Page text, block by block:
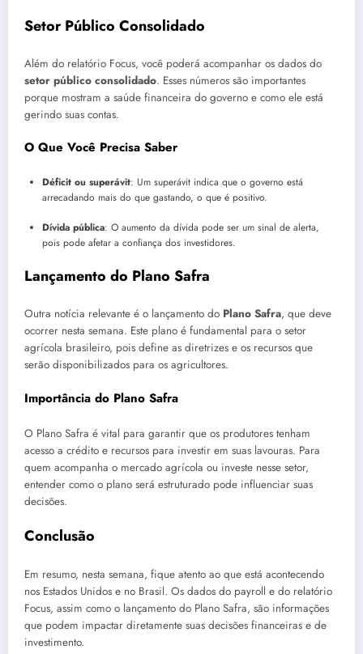
Setor Público Consolidado
Além do relatório Focus, você poderá acompanhar os dados do
setor público consolidado. Esses números são importantes
porque mostram a saúde financeira do governo e como ele está
gerindo suas contas.
O Que Você Precisa Saber
Déficit ou superávit: Um superávit indica que o governo está
arrecadando mais do que gastando, o que é positivo.
Dívida pública: O aumento da dívida pode ser um sinal de alerta,
pois pode afetar a confiança dos investidores.
Lançamento do Plano Safra
Outra notícia relevante é o lançamento do Plano Safra, que deve
ocorrer nesta semana. Este plano é fundamental para o setor
agrícola brasileiro, pois define as diretrizes e os recursos que
serão disponibilizados para os agricultores.
Importância do Plano Safra
O Plano Safra é vital para garantir que os produtores tenham
acesso a crédito e recursos para investir em suas lavouras. Para
quem acompanha o mercado agrícola ou investe nesse setor,
entender como o plano será estruturado pode influenciar suas
decisões.
Conclusão
Em resumo, nesta semana, fique atento ao que está acontecendo
nos Estados Unidos e no Brasil. Os dados do payroll e do relatório
Focus, assim como o lançamento do Plano Safra, são informações
que podem impactar diretamente suas decisões financeiras e de
investimento.